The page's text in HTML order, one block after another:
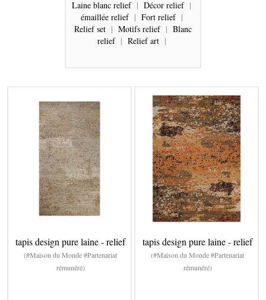
Laine blanc relief | Décor relief |
émaillée relief | Fort relief |
Relief set | Motifs relief | Blanc
relief | Relief art |
tapis design pure laine - relief
(#Maison du Monde #Partenariat
rémunéré)
tapis design pure laine - relief
(#Maison du Monde #Partenariat
rémunéré)